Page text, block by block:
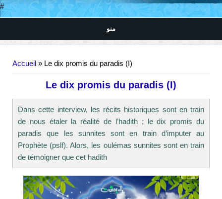
#
منو
Accueil » Le dix promis du paradis (I)
Le dix promis du paradis (I)
Dans cette interview, les récits historiques sont en train
de nous étaler la réalité de l’hadith ; le dix promis du
paradis que les sunnites sont en train d’imputer au
Prophète (pslf). Alors, les oulémas sunnites sont en train
de témoigner que cet hadith